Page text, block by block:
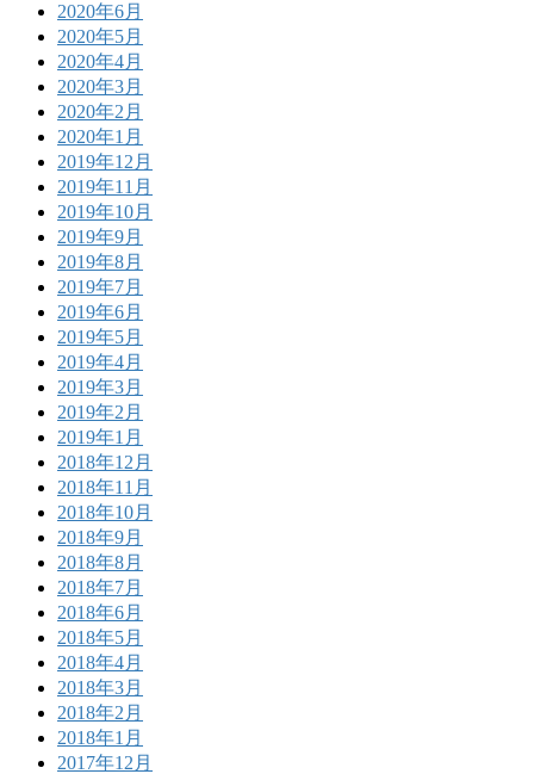
2020年6月
2020年5月
2020年4月
2020年3月
2020年2月
2020年1月
2019年12月
2019年11月
2019年10月
2019年9月
2019年8月
2019年7月
2019年6月
2019年5月
2019年4月
2019年3月
2019年2月
2019年1月
2018年12月
2018年11月
2018年10月
2018年9月
2018年8月
2018年7月
2018年6月
2018年5月
2018年4月
2018年3月
2018年2月
2018年1月
2017年12月